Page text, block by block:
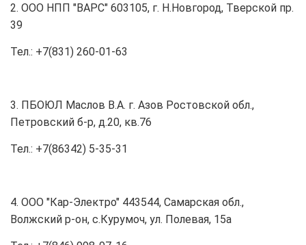
2. ООО НПП "ВАРС" 603105, г. Н.Новгород, Тверской пр.
39
Тел.: +7(831) 260-01-63
3. ПБОЮЛ Маслов В.А. г. Азов Ростовской обл.,
Петровский б-р, д.20, кв.76
Тел.: +7(86342) 5-35-31
4. ООО "Кар-Электро" 443544, Самарская обл.,
Волжский р-он, с.Курумоч, ул. Полевая, 15а